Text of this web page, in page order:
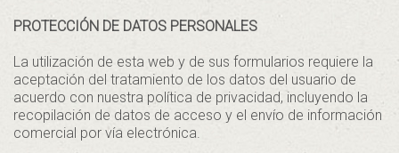
PROTECCIÓN DE DATOS PERSONALES
La utilización de esta web y de sus formularios requiere la
aceptación del tratamiento de los datos del usuario de
acuerdo con nuestra política de privacidad, incluyendo la
recopilación de datos de acceso y el envío de información
comercial por vía electrónica.